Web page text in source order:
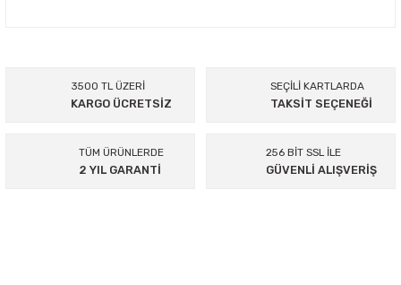
Ürün resmi kalitesiz, bozuk veya görüntülenemiyor.
Ürün bilgilerinde hatalar bulunuyor.
3500 TL ÜZERİ
KARGO ÜCRETSİZ
SEÇİLİ KARTLARDA
TAKSİT SEÇENEĞİ
TÜM ÜRÜNLERDE
2 YIL GARANTİ
256 BİT SSL İLE
GÜVENLİ ALIŞVERİŞ